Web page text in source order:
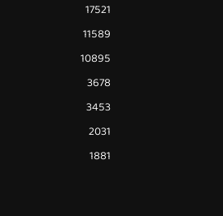
17521
11589
10895
3678
3453
2031
1881